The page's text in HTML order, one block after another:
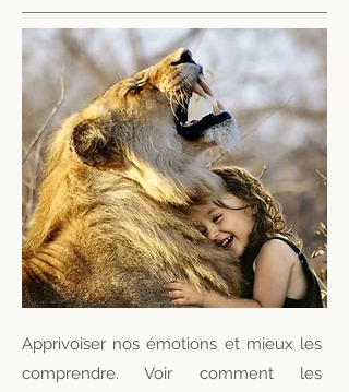
Apprivoiser nos émotions et mieux les
comprendre. Voir comment les